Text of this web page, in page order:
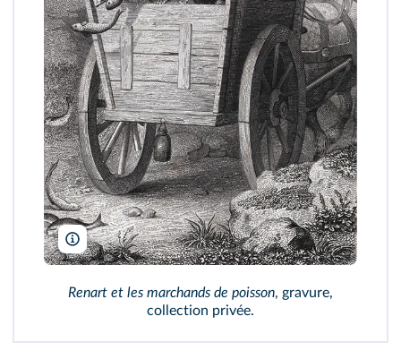
Liszt Collection/Bridgeman Images
Renart et les marchands de poisson, gravure,
collection privée.